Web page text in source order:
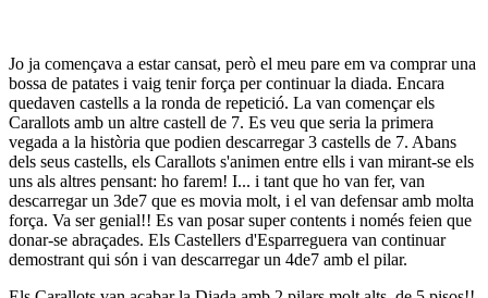
Jo ja començava a estar cansat, però el meu pare em va comprar una
bossa de patates i vaig tenir força per continuar la diada. Encara
quedaven castells a la ronda de repetició. La van començar els
Carallots amb un altre castell de 7. Es veu que seria la primera
vegada a la història que podien descarregar 3 castells de 7. Abans
dels seus castells, els Carallots s'animen entre ells i van mirant-se els
uns als altres pensant: ho farem! I... i tant que ho van fer, van
descarregar un 3de7 que es movia molt, i el van defensar amb molta
força. Va ser genial!! Es van posar super contents i només feien que
donar-se abraçades. Els Castellers d'Esparreguera van continuar
demostrant qui són i van descarregar un 4de7 amb el pilar.